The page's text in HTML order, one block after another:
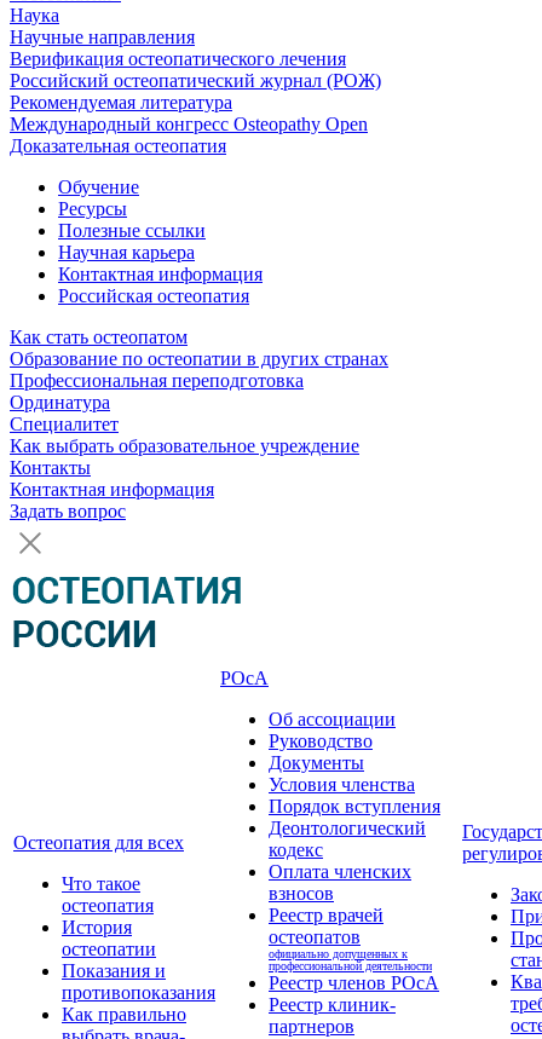
Наука
Научные направления
Верификация остеопатического лечения
Российский остеопатический журнал (РОЖ)
Рекомендуемая литература
Международный конгресс Osteopathy Open
Доказательная остеопатия
Обучение
Ресурсы
Полезные ссылки
Научная карьера
Контактная информация
Российская остеопатия
Как стать остеопатом
Образование по остеопатии в других странах
Профессиональная переподготовка
Ординатура
Специалитет
Как выбрать образовательное учреждение
Контакты
Контактная информация
Задать вопрос
Остеопатия для всех
Что такое
остеопатия
История
остеопатии
Показания и
противопоказания
Как правильно
РОсА
Об ассоциации
Руководство
Документы
Условия членства
Порядок вступления
Деонтологический
кодекс
Оплата членских
взносов
Реестр врачей
остеопатов
официально допущенных к
профессиональной деятельности
Реестр членов РОсА
Реестр клиник-
партнеров